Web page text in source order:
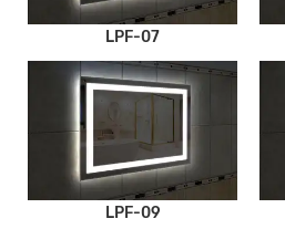
LPF-07
LPF-09